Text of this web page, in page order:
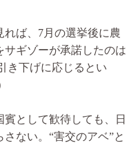
ば、7月の選挙後に農
サギゾーが承諾したのは
き下げに応じるとい
賓として歓待しても、日
ない。“害交のアベ”と